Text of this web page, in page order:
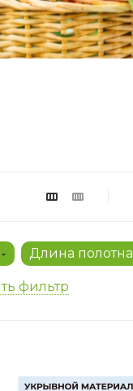
Длина полотна
фильтр